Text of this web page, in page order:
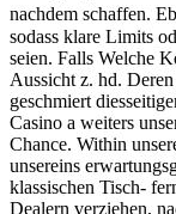
nachdem schaffen.
sodass klare Limits
seien. Falls Welche
Aussicht z. hd.
geschmiert
Casino a weiters
Chance. Within
unsereins
klassischen Tisch-
Dealern verziehen,